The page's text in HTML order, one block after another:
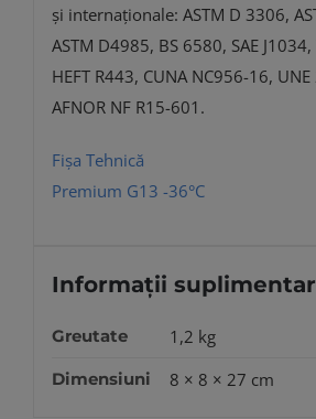
și internaționale: ASTM D 3306,
ASTM D4985, BS 6580, SAE J1034,
HEFT R443, CUNA NC956-16,
AFNOR NF R15-601.
Fișa Tehnică
Premium G13 -36°C
Informații
Greutate 1,2 kg
Dimensiuni 8 × 8 × 27 cm